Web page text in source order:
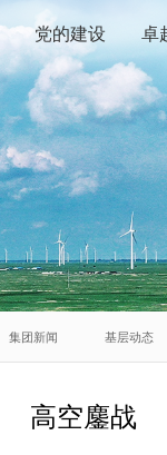
党的建设 卓
集团新闻 基层动态
高空鏖战